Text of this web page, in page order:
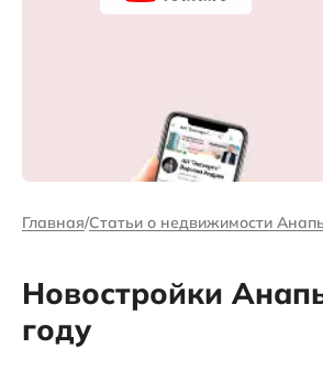
Главная Статьи о недвижимости
Новостройки
году